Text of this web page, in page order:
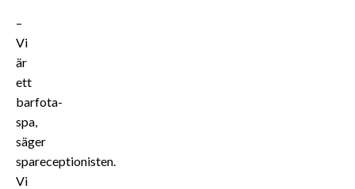
–
Vi
är
ett
barfota-
spa,
säger
spareceptionisten.
Vi